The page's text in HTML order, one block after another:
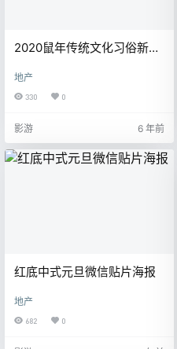
2020鼠年传统文化习俗新年
材
地产
330 0
影游 6 年前
红底中式元旦微信贴片海报
地产
682 0